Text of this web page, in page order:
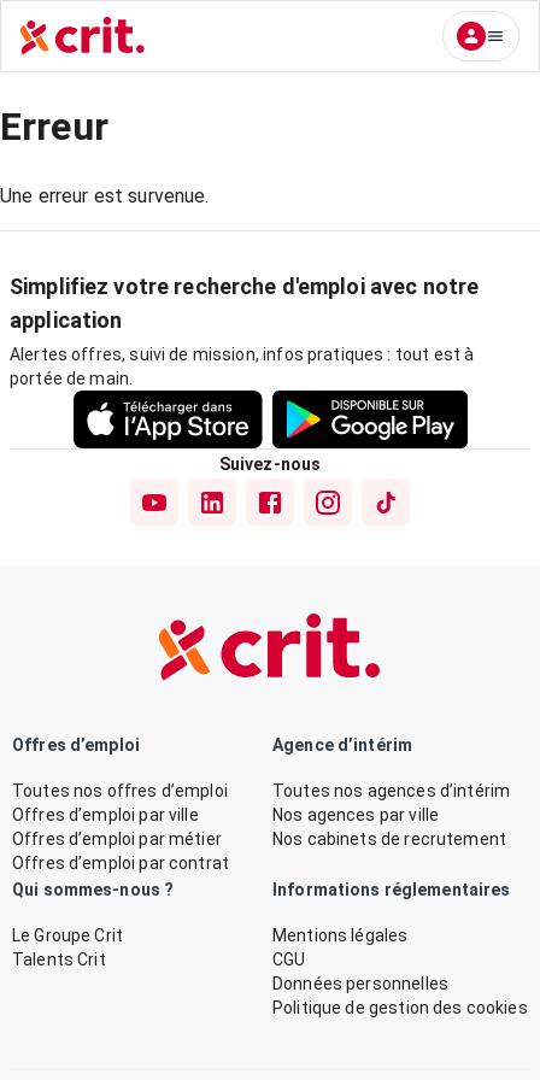
Erreur
Une erreur est survenue.
Simplifiez votre recherche d'emploi avec notre
application
Alertes offres, suivi de mission, infos pratiques : tout est à
portée de main.
Suivez-nous
Offres d’emploi
Toutes nos offres d’emploi
Offres d’emploi par ville
Offres d’emploi par métier
Offres d’emploi par contrat
Agence d’intérim
Toutes nos agences d’intérim
Nos agences par ville
Nos cabinets de recrutement
Qui sommes-nous ?
Le Groupe Crit
Talents Crit
Informations réglementaires
Mentions légales
CGU
Données personnelles
Politique de gestion des cookies